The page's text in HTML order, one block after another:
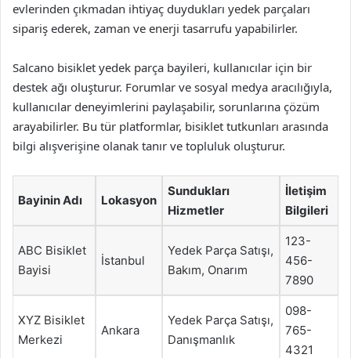
evlerinden çıkmadan ihtiyaç duydukları yedek parçaları
sipariş ederek, zaman ve enerji tasarrufu yapabilirler.
Salcano bisiklet yedek parça bayileri, kullanıcılar için bir
destek ağı oluşturur. Forumlar ve sosyal medya aracılığıyla,
kullanıcılar deneyimlerini paylaşabilir, sorunlarına çözüm
arayabilirler. Bu tür platformlar, bisiklet tutkunları arasında
bilgi alışverişine olanak tanır ve topluluk oluşturur.
Bayinin Adı Lokasyon
Sundukları
Hizmetler
İletişim
Bilgileri
ABC Bisiklet
Bayisi
İstanbul
Yedek Parça Satışı,
Bakım, Onarım
123-
456-
7890
XYZ Bisiklet
Merkezi
Ankara
Yedek Parça Satışı,
Danışmanlık
098-
765-
4321